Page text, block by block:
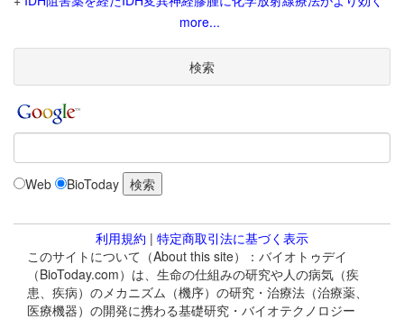
more...
検索
Web BioToday
利用規約 | 特定商取引法に基づく表示
このサイトについて（About this site）：バイオトゥデイ
（BioToday.com）は、生命の仕組みの研究や人の病気（疾
患、疾病）のメカニズム（機序）の研究・治療法（治療薬、
医療機器）の開発に携わる基礎研究・バイオテクノロジー